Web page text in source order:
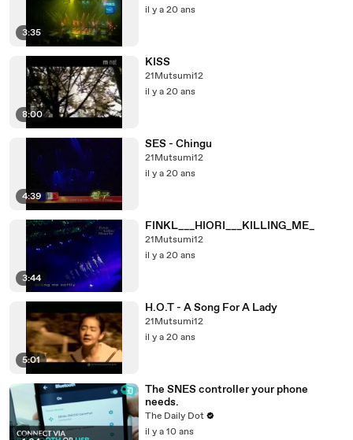
3:35
il y a 20 ans
8:00
KISS
21Mutsumi12
il y a 20 ans
4:39
SES - Chingu
21Mutsumi12
il y a 20 ans
3:44
FINKL___HIORI___KILLING_ME_
21Mutsumi12
il y a 20 ans
5:01
H.O.T - A Song For A Lady
21Mutsumi12
il y a 20 ans
The SNES controller your phone
needs.
The Daily Dot
il y a 10 ans